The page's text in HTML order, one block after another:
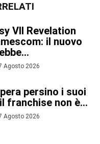
VII Revelation
il nuovo
Agosto 2026
persino i suoi
franchise non è...
Agosto 2026